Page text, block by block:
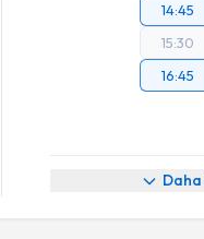
14:45
15:30
16:45
Randevu Takvimi Talebi